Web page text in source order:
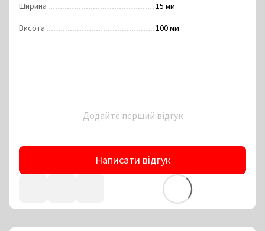
Ширина
15 мм
Висота
100 мм
Додайте перший відгук
Написати відгук